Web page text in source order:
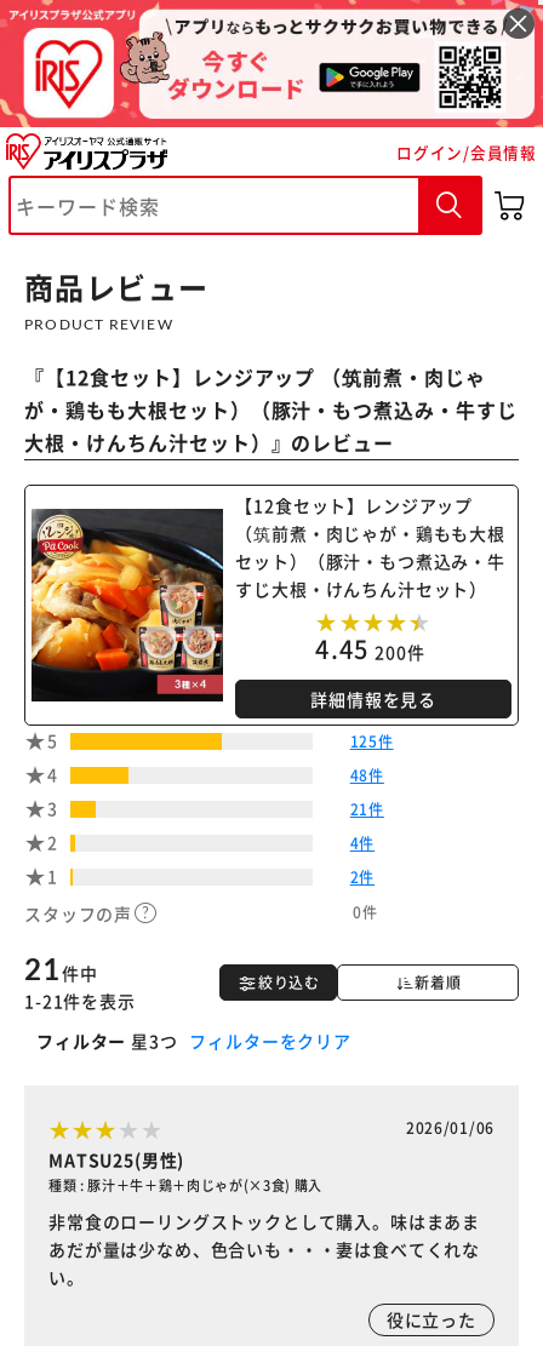
ログイン/会員情報
商品レビュー
PRODUCT REVIEW
『 【12食セット】レンジアップ （筑前煮・肉じゃ
が・鶏もも大根セット）（豚汁・もつ煮込み・牛すじ
大根・けんちん汁セット） 』のレビュー
【12食セット】レンジアップ
（筑前煮・肉じゃが・鶏もも大根
セット）（豚汁・もつ煮込み・牛
すじ大根・けんちん汁セット）
4.45 200件
詳細情報を見る
5
125件
4 48件
3 21件
2 4件
1 2件
スタッフの声 0件
絞り込む 新着順
21件中
1-21件を表示
フィルター 星3つ フィルターをクリア
2026/01/06
MATSU25(男性)
種類 : 豚汁＋牛＋鶏＋肉じゃが(×3食) 購入
非常食のローリングストックとして購入。味はまあま
あだが量は少なめ、色合いも・・・妻は食べてくれな
い。
役に立った
※ご確認ください
カートに入れる 購入手続きへ